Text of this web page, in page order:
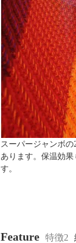
スーパージャンボ
あります。保温効
す。
Feature 特徴2